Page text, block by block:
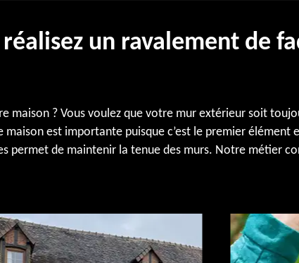
un ravalement de
maison ? Vous voulez que votre mur extérieur soit
est importante puisque c’est le premier
permet de maintenir la tenue des murs. Notre métier